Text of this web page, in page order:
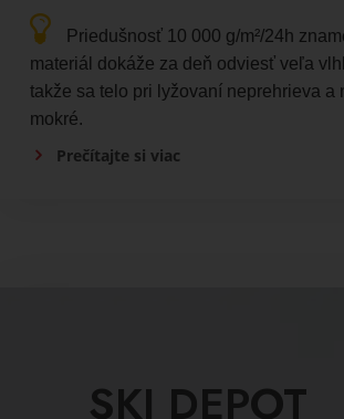
Priedušnosť 10 000 g/m²/24h
materiál dokáže za deň odviesť veľa
takže sa telo pri lyžovaní neprehrieva a
mokré.
Prečítajte si viac
SKI DEPOT